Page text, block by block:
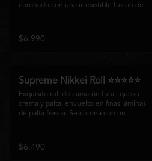
coronado con una irresistible fusión de
láminas de pulpo, ofreciendo una
combinación perfecta entre frescura,
$6.990
Supreme Nikkei Roll ⭐⭐⭐⭐⭐
Exquisito roll de camarón furai, queso
crema y palta, envuelto en finas láminas
de palta fresca. Se corona con un
fusión de texturas, frescura y sabores que
resaltan la esencia del Pacífico.
$6.490